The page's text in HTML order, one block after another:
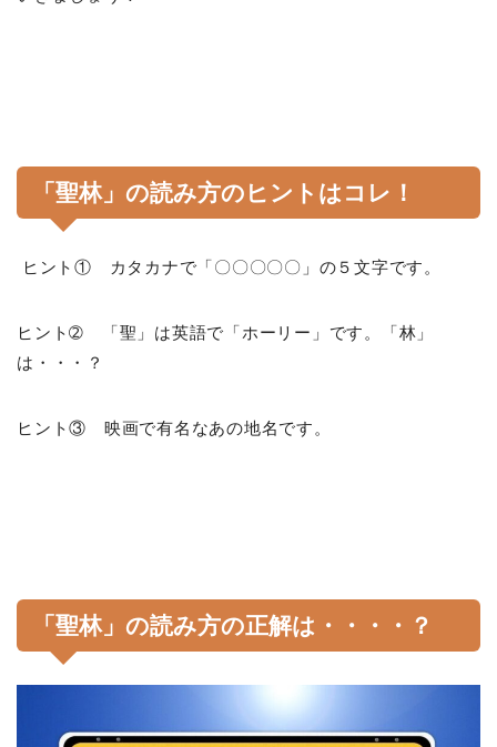
「聖林」の読み方のヒントはコレ！
ヒント① カタカナで「〇〇〇〇〇」の５文字です。
ヒント➁ 「聖」は英語で「ホーリー」です。「林」
は・・・？
ヒント③ 映画で有名なあの地名です。
「聖林」の読み方の正解は・・・・？